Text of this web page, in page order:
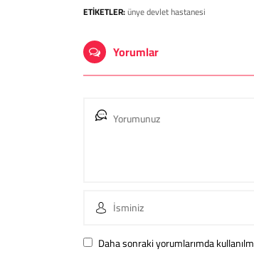
ETİKETLER:ünye devlet hastanesi
Yorumlar
Daha sonraki yorumlarımda